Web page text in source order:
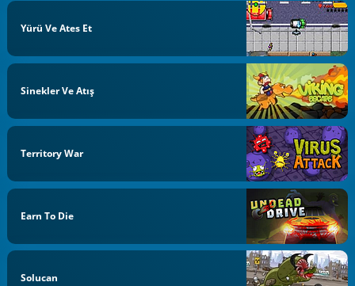
Yürü Ve Ates Et
Sinekler Ve Atış
Territory War
Earn To Die
Solucan